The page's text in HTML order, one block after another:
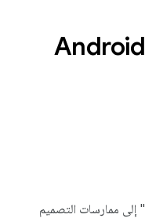
لماذا يُنصح باستخدام Android
ويستند نظام "مكتبات Android Jetpack" إلى ممارسات التصميم